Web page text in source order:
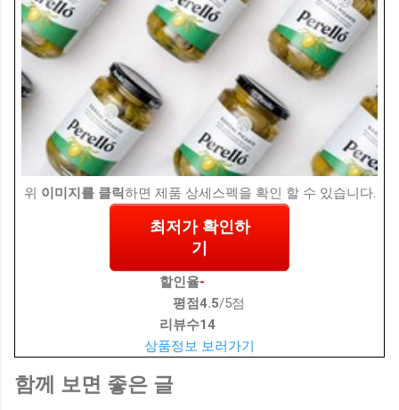
위 이미지를 클릭하면 제품 상세스펙을 확인 할 수 있습니다.
최저가 확인하
기
할인율-
평점4.5/5점
리뷰수14
상품정보 보러가기
함께 보면 좋은 글